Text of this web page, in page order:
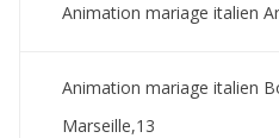
Animation mariage italien
Animation mariage italien
Marseille,13